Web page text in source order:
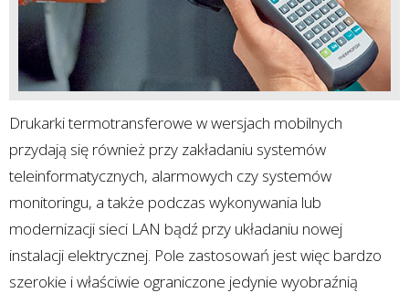
Drukarki termotransferowe w wersjach mobilnych
przydają się również przy zakładaniu systemów
teleinformatycznych, alarmowych czy systemów
monitoringu, a także podczas wykonywania lub
modernizacji sieci LAN bądź przy układaniu nowej
instalacji elektrycznej. Pole zastosowań jest więc bardzo
szerokie i właściwie ograniczone jedynie wyobraźnią